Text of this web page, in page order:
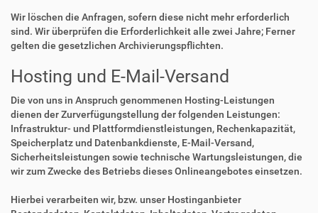
Wir löschen die Anfragen, sofern diese nicht mehr erforderlich
sind. Wir überprüfen die Erforderlichkeit alle zwei Jahre; Ferner
gelten die gesetzlichen Archivierungspflichten.
Hosting und E-Mail-Versand
Die von uns in Anspruch genommenen Hosting-Leistungen
dienen der Zurverfügungstellung der folgenden Leistungen:
Infrastruktur- und Plattformdienstleistungen, Rechenkapazität,
Speicherplatz und Datenbankdienste, E-Mail-Versand,
Sicherheitsleistungen sowie technische Wartungsleistungen, die
wir zum Zwecke des Betriebs dieses Onlineangebotes einsetzen.
Hierbei verarbeiten wir, bzw. unser Hostinganbieter